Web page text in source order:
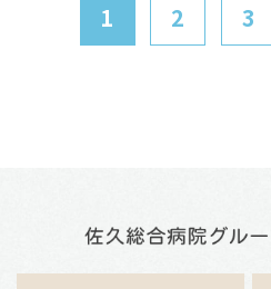
1 2 3